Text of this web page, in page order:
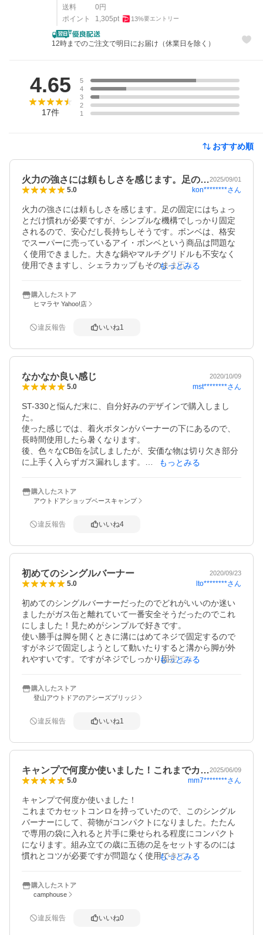
送料
0 円
ポイント
1,305pt 13%要エントリー
12時までのご注文で明日にお届け（休業日を除く）
4.65
17件
5
4
3
2
1
おすすめ順
火力の強さには頼もしさを感じます。足の…2025/09/01
5.0 kon********さん
火力の強さには頼もしさを感じます。足の固定にはちょっ
とだけ慣れが必要ですが、シンプルな機構でしっかり固定
されるので、安心だし長持ちしそうです。ボンベは、格安
でスーパーに売っているアイ・ボンベという商品は問題な
く使用できました。大きな鍋やマルチグリドルも不安なく
使用できますし、シェラカップもそのまま五徳に乗せられ
だと思いました。
もっとみる
購入したストア
ヒマラヤ Yahoo!店
違反報告 いいね1
なかなか良い感じ 2020/10/09
5.0 mst********さん
ST-330と悩んだ末に、自分好みのデザインで購入しまし
た。
使った感じでは、着火ボタンがバーナーの下にあるので、
長時間使用したら暑くなります。
後、色々なCB缶を試しましたが、安価な物は切り欠き部分
に上手く入らずガス漏れします。
どなたかレビューされてるように100均のケースにすっぽり
収まりますので、付属の収納袋は使わなそうです。
もっとみる
購入したストア
アウトドアショップベースキャンプ
違反報告 いいね4
初めてのシングルバーナー 2020/09/23
5.0 lto********さん
初めてのシングルバーナーだったのでどれがいいのか迷い
ましたがガス缶と離れていて一番安全そうだったのでこれ
にしました！見ためがシンプルで好きです。
使い勝手は脚を開くときに溝にはめてネジで固定するので
すがネジで固定しようとして動いたりすると溝から脚が外
れやすいです。ですがネジでしっかり固定できれば外れた
もっとみる
購入したストア
登山アウトドアのアシーズブリッジ
違反報告 いいね1
キャンプで何度か使いました！これまでカ…2025/06/09
5.0 mm7********さん
キャンプで何度か使いました！
これまでカセットコンロを持っていたので、このシングル
バーナーにして、荷物がコンパクトになりました。たたん
で専用の袋に入れると片手に乗せられる程度にコンパクト
になります。組み立ての歳に五徳の足をセットするのには
慣れとコツが必要ですが問題なく使用できています。
もっとみる
購入したストア
camphouse
違反報告 いいね0